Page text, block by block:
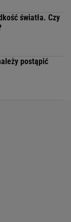
światła. Czy
postąpić